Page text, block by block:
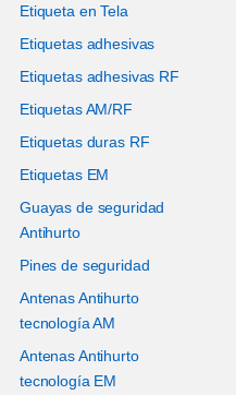
Etiqueta en Tela
Etiquetas adhesivas
Etiquetas adhesivas RF
Etiquetas AM/RF
Etiquetas duras RF
Etiquetas EM
Guayas de seguridad
Antihurto
Pines de seguridad
Antenas Antihurto
tecnología AM
Antenas Antihurto
tecnología EM